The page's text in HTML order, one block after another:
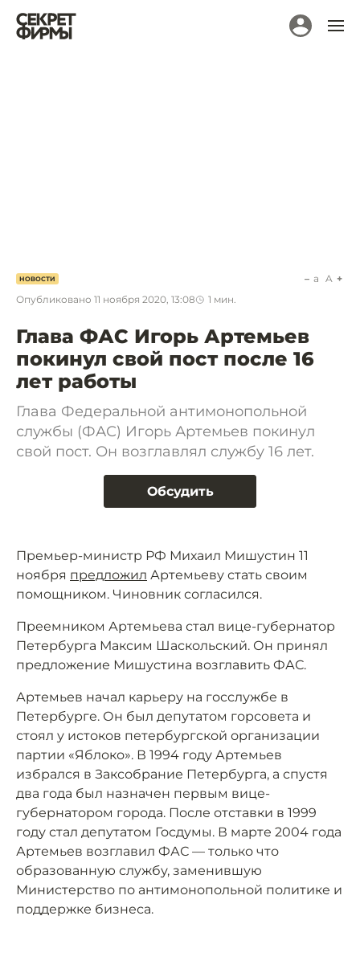
НОВОСТИ
Опубликовано 11 ноября 2020, 13:08 1 мин.
a A
Глава ФАС Игорь Артемьев
покинул свой пост после 16
лет работы
Глава Федеральной антимонопольной
службы (ФАС) Игорь Артемьев покинул
свой пост. Он возглавлял службу 16 лет.
Обсудить
Премьер-министр РФ Михаил Мишустин 11
ноября предложил Артемьеву стать своим
помощником. Чиновник согласился.
Преемником Артемьева стал вице-губернатор
Петербурга Максим Шаскольский. Он принял
предложение Мишустина возглавить ФАС.
Артемьев начал карьеру на госслужбе в
Петербурге. Он был депутатом горсовета и
стоял у истоков петербургской организации
партии «Яблоко». В 1994 году Артемьев
избрался в Заксобрание Петербурга, а спустя
два года был назначен первым вице-
губернатором города. После отставки в 1999
году стал депутатом Госдумы. В марте 2004 года
Артемьев возглавил ФАС — только что
образованную службу, заменившую
Министерство по антимонопольной политике и
поддержке бизнеса.